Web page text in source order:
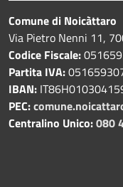
Comune di Noicàttaro
Via Pietro Nenni 11,
Codice Fiscale:
Partita IVA:
IBAN:
PEC:
Centralino Unico:080